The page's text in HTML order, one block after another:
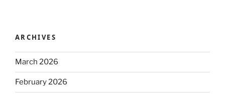
ARCHIVES
March 2026
February 2026